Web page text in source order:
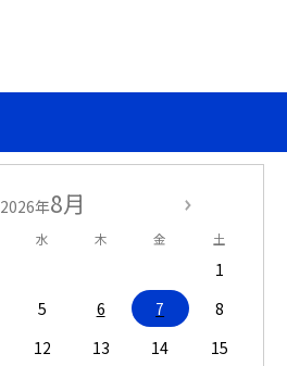
2026年8月
水 木 金 土
1
5 6 7
8
12 13 14
15